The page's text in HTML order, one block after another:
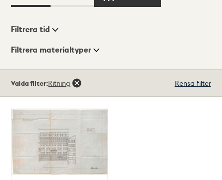
Visningsläge
Filtrera tid
Filtrera materialtyper
träffar
Valda filter:Ritning Rensa filter